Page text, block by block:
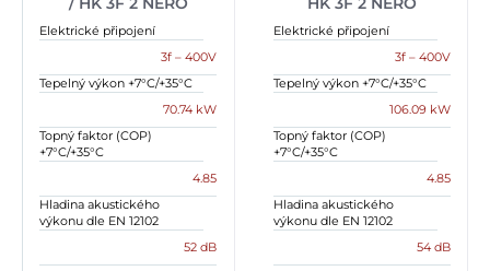
Elektrické připojení
3f – 400V
Tepelný výkon +7°C/+35°C
70.74 kW
Topný faktor (COP)
+7°C/+35°C
4.85
Hladina akustického
výkonu dle EN 12102
52 dB
Elektrické připojení
3f – 400V
Tepelný výkon +7°C/+35°C
106.09 kW
Topný faktor (COP)
+7°C/+35°C
4.85
Hladina akustického
výkonu dle EN 12102
54 dB